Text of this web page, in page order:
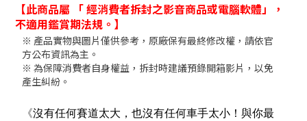
【此商品屬 「 經消費者拆封之影音商品或電腦軟體」，
不適用鑑賞期法規。】
※ 產品實物與圖片僅供參考，原廠保有最終修改權，請依官
方公布資訊為主。
※ 為保障消費者自身權益，拆封時建議預錄開箱影片，以免
產生糾紛。
《沒有任何賽道太大，也沒有任何車手太小！與你最